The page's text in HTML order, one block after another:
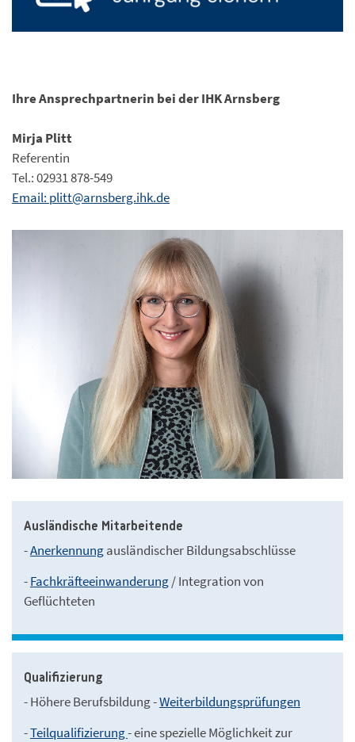
Ihre Ansprechpartnerin bei der IHK Arnsberg
Mirja Plitt
Referentin
Tel.: 02931 878-549
Email: plitt@arnsberg.ihk.de
Ausländische Mitarbeitende
-Anerkennungausländischer Bildungsabschlüsse
-Fachkräfteeinwanderung/ Integration von
Geflüchteten
Qualifizierung
- Höhere Berufsbildung -Weiterbildungsprüfungen
-Teilqualifizierung- eine spezielle Möglichkeit zur